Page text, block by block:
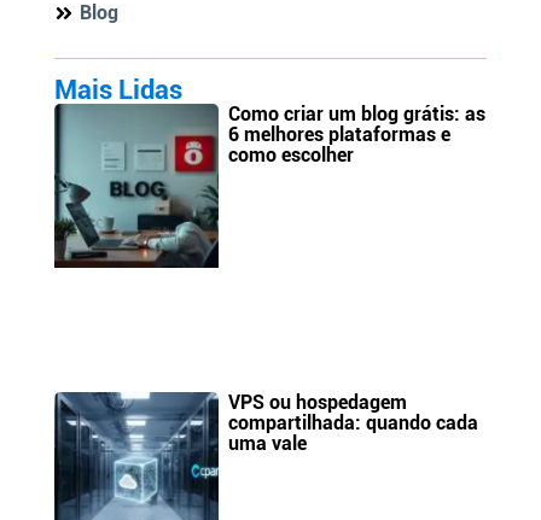
Blog
Mais Lidas
Como criar um blog grátis: as
6 melhores plataformas e
como escolher
VPS ou hospedagem
compartilhada: quando cada
uma vale